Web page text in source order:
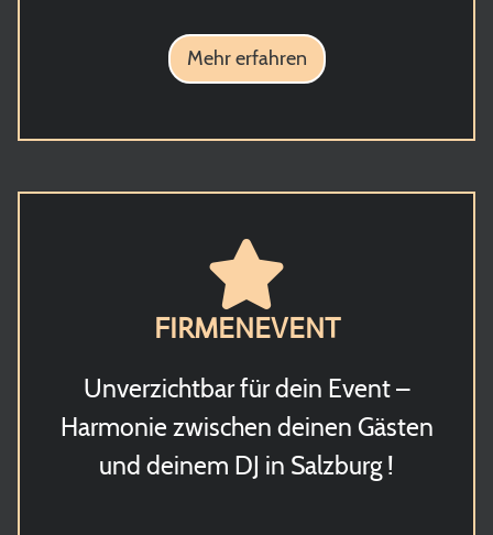
Mehr erfahren
FIRMENEVENT
Unverzichtbar für dein Event –
Harmonie zwischen deinen Gästen
und deinem DJ in Salzburg !